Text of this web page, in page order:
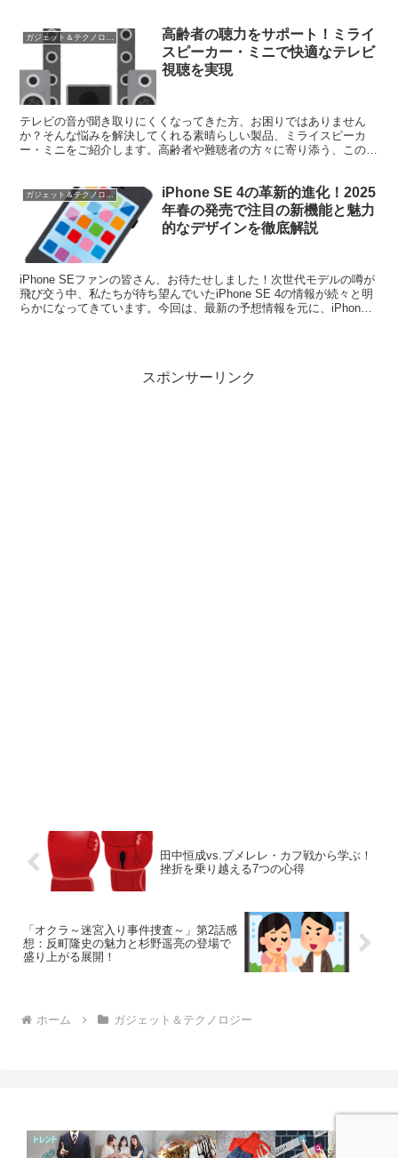
高齢者の聴力をサポート！ミライ
スピーカー・ミニで快適なテレビ
視聴を実現
テレビの音が聞き取りにくくなってきた方、お困りではありません
か？そんな悩みを解決してくれる素晴らしい製品、ミライスピーカ
ー・ミニをご紹介します。高齢者や難聴者の方々に寄り添う、この革
ガジェット＆テクノロジー
iPhone SE 4の革新的進化！2025
年春の発売で注目の新機能と魅力
的なデザインを徹底解説
iPhone SEファンの皆さん、お待たせしました！次世代モデルの噂が
飛び交う中、私たちが待ち望んでいたiPhone SE 4の情報が続々と明
らかになってきています。今回は、最新の予想情報を元に、iPhone
スポンサーリンク
田中恒成vs.プメレレ・カフ戦から学ぶ！
挫折を乗り越える7つの心得
「オクラ～迷宮入り事件捜査～」第2話感
想：反町隆史の魅力と杉野遥亮の登場で
盛り上がる展開！
ホーム ガジェット＆テクノロジー